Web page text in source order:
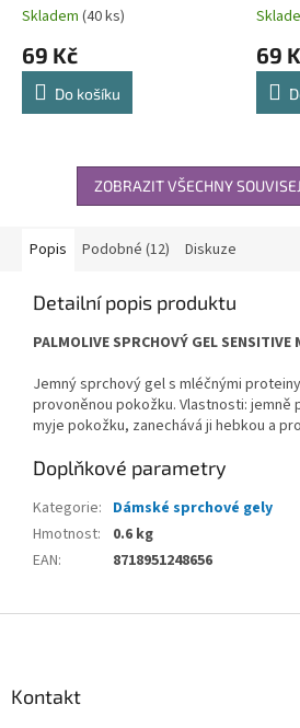
Skladem (40 ks)
69 Kč
Do košíku
69
ZOBRAZIT VŠECHNY
Popis Podobné (12) Diskuze
Detailní popis produktu
PALMOLIVE SPRCHOVÝ GEL
Jemný sprchový gel s mléčnými
provoněnou pokožku. Vlastnosti: jemně
myje pokožku, zanechává ji hebkou a
Doplňkové parametry
Kategorie: Dámské sprchové gely
Hmotnost:
0.6 kg
EAN: 8718951248656
Kontakt